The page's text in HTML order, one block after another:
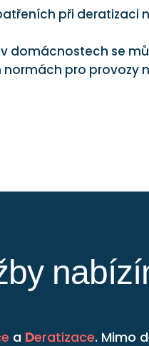
při deratizaci
domácnostech se
pro provozy
a Deratizace. Mimo